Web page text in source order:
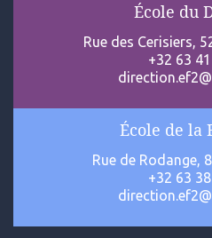
École du
Rue des Cerisiers,
+32 63
École de la
Rue de Rodange,
+32 63